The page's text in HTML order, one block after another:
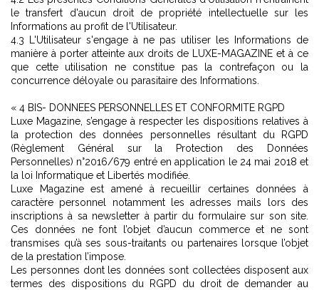
le transfert d'aucun droit de propriété intellectuelle sur les
Informations au profit de l'Utilisateur.
4.3 L'Utilisateur s'engage à ne pas utiliser les Informations de
manière à porter atteinte aux droits de LUXE-MAGAZINE et à ce
que cette utilisation ne constitue pas la contrefaçon ou la
concurrence déloyale ou parasitaire des Informations.
« 4 BIS- DONNEES PERSONNELLES ET CONFORMITE RGPD
Luxe Magazine, s’engage à respecter les dispositions relatives à
la protection des données personnelles résultant du RGPD
(Règlement Général sur la Protection des Données
Personnelles) n°2016/679 entré en application le 24 mai 2018 et
la loi Informatique et Libertés modifiée.
Luxe Magazine est amené à recueillir certaines données à
caractère personnel notamment les adresses mails lors des
inscriptions à sa newsletter à partir du formulaire sur son site.
Ces données ne font l’objet d’aucun commerce et ne sont
transmises qu’à ses sous-traitants ou partenaires lorsque l’objet
de la prestation l’impose.
Les personnes dont les données sont collectées disposent aux
termes des dispositions du RGPD du droit de demander au